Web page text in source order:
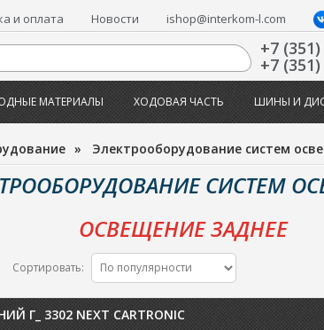
и оплата Новости ishop@interkom-l.com
+7
+7
МАТЕРИАЛЫ ХОДОВАЯ ЧАСТЬ ШИНЫ И
» Электрооборудование систем
СИСТЕМ
ОСВЕЩЕНИЕ ЗАДНЕЕ
Сортировать:
Г_ 3302 NEXT CARTRONIC